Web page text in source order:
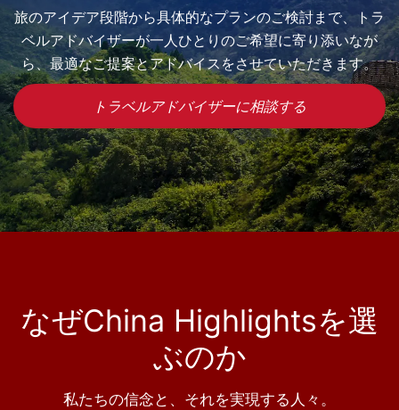
旅のアイデア段階から具体的なプランのご検討まで、トラ
ベルアドバイザーが一人ひとりのご希望に寄り添いなが
ら、最適なご提案とアドバイスをさせていただきます。
トラベルアドバイザーに相談する
なぜChina Highlightsを選
ぶのか
私たちの信念と、それを実現する人々。